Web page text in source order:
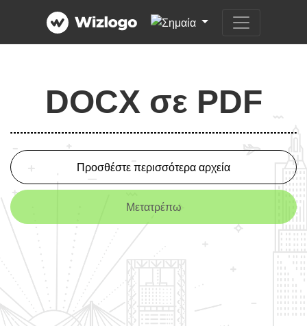
DOCX σε PDF
Προσθέστε περισσότερα αρχεία
Μετατρέπω